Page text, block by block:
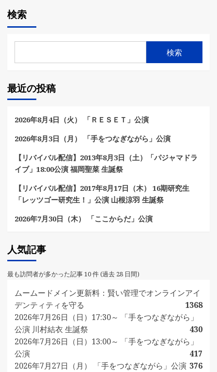
検索
検索
最近の投稿
2026年8月4日（火） 「ＲＥＳＥＴ」公演
2026年8月3日（月） 「手をつなぎながら」公演
【リバイバル配信】2013年8月3日（土）「パジャマドラ
イブ」18:00公演 福岡聖菜 生誕祭
【リバイバル配信】2017年8月17日（木） 16期研究生
「レッツゴー研究生！」公演 山根涼羽 生誕祭
2026年7月30日（木） 「ここからだ」公演
人気記事
最も訪問者が多かった記事 10 件 (過去 28 日間)
ムームードメイン更新料：賢い管理でオンラインアイ
デンティティを守る
1368
2026年7月26日（日）17:30～ 「手をつなぎながら」
公演 川村結衣 生誕祭
430
2026年7月26日（日）13:00～ 「手をつなぎながら」
公演
417
2026年7月27日（月） 「手をつなぎながら」公演 376